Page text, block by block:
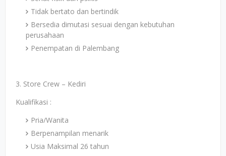
Tidak bertato dan bertindik
Bersedia dimutasi sesuai dengan kebutuhan
perusahaan
Penempatan di Palembang
3. Store Crew – Kediri
Kualifikasi :
Pria/Wanita
Berpenampilan menarik
Usia Maksimal 26 tahun